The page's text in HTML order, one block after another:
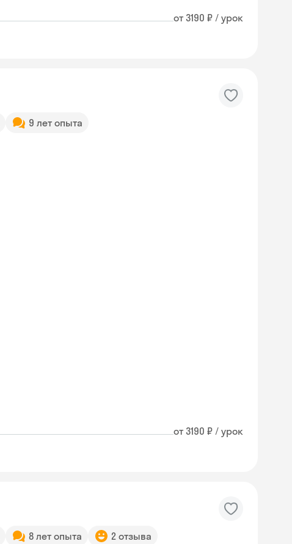
от 3190 ₽ / урок
9 лет опыта
от 3190 ₽ / урок
8 лет опыта 2 отзыва
online